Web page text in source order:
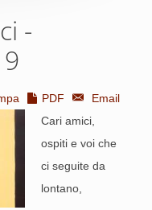
-
PDF
Email
Cari amici,
ospiti e voi che
ci seguite da
lontano,